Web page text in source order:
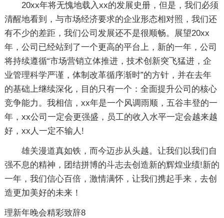
20xx年将无愧地载入xx的发展史册，但是，我们必须
清醒地看到，与市场经济要求的企业形态相对照，我们还
有不少的差距，我们公司发展还不是很顺畅。展望20xx
年，公司已经站到了一个更高的平台上，新的一年，公司
将持续遵循“市场营销立体推进，技术创新突飞猛进，企
业管理科学严谨，体制改革循序渐时”的方针，并在去年
的基础上继续深化，目的只有一个：全面提升公司的核心
竞争能力。我相信，xx年是一个风调雨顺，五谷丰登的一
年，xx公司一定会更强盛，员工的收入水平一定会越来越
好，xx人一定不输人!
雄关漫道真如铁，而今迈步从头越。让我们以我们自
强不息的精神，团结拼博的斗志去创造新的辉煌业绩!新的
一年，我们信心百倍，激情满怀，让我们携起手来，去创
造更加美好的未来！
理新年晚会精彩致辞8